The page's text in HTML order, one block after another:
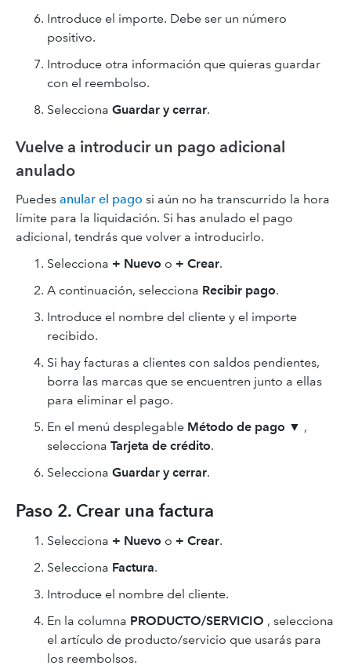
Introduce el importe. Debe ser un número
positivo.
Introduce otra información que quieras guardar
con el reembolso.
Selecciona Guardar y cerrar.
Vuelve a introducir un pago adicional
anulado
Puedes anular el pago si aún no ha transcurrido la hora
límite para la liquidación. Si has anulado el pago
adicional, tendrás que volver a introducirlo.
Selecciona + Nuevo o + Crear.
A continuación, selecciona Recibir pago.
Introduce el nombre del cliente y el importe
recibido.
Si hay facturas a clientes con saldos pendientes,
borra las marcas que se encuentren junto a ellas
para eliminar el pago.
En el menú desplegable Método de pago ▼ ,
selecciona Tarjeta de crédito.
Selecciona Guardar y cerrar.
Paso 2. Crear una factura
Selecciona + Nuevo o + Crear.
Selecciona Factura.
Introduce el nombre del cliente.
En la columna PRODUCTO/SERVICIO , selecciona
el artículo de producto/servicio que usarás para
los reembolsos.